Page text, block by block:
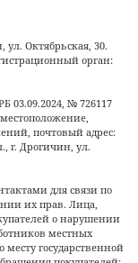
ул. Октябрьская, 30.
орган:
03.09.2024, № 726117
почтовый адрес:
г. Дрогичин, ул.
для связи по
их прав. Лица,
о нарушении
местных
государственной